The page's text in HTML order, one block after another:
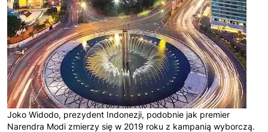
Joko Widodo, prezydent Indonezji, podobnie jak premier
Narendra Modi zmierzy się w 2019 roku z kampanią wyborczą.